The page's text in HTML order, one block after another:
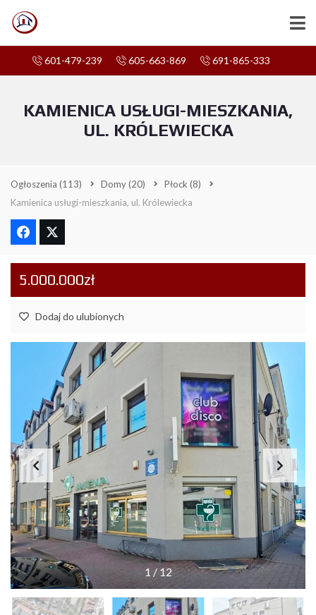
601-479-239 605-663-869 691-865-333
KAMIENICA USŁUGI-MIESZKANIA,
UL. KRÓLEWIECKA
Ogłoszenia (113) Domy(20) Płock (8)
Kamienica usługi-mieszkania, ul. Królewiecka
5.000.000zł
Dodaj do ulubionych
1 /12